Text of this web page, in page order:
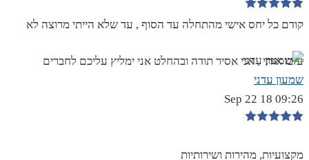
קודם כל יחס אישי מהתחלה עד הסוף , עד שלא הייתי מרוצה לא
עזבו אותי , אני אסיר תודה ובהחלט אני ימליץ עליכם לחברים
שמעון עדני
09:26 18 Sep 22
מקצועיות, מהירות ושירותיות